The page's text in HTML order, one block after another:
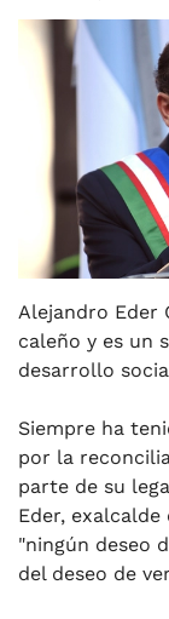
Alejandro Eder
caleño y es un
desarrollo
Siempre ha
por la
parte de su
Eder,
"ningún deseo
del deseo de